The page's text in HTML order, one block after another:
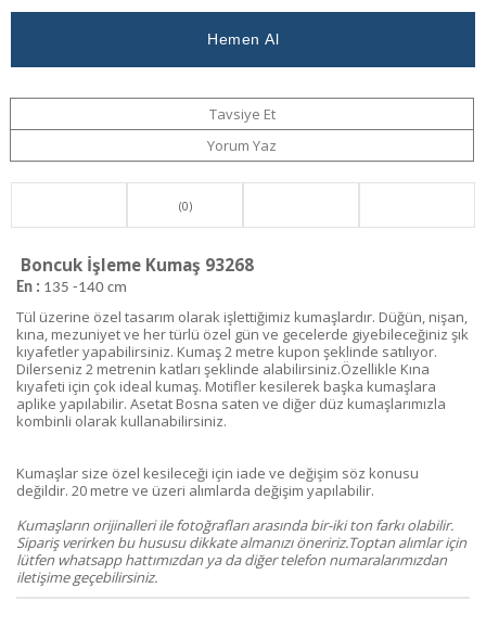
Ver
Tavsiye Et
Yorum Yaz
(0)
Boncuk İşleme Kumaş 93268
En : 135 -140 cm
Tül üzerine özel tasarım olarak işlettiğimiz kumaşlardır. Düğün, nişan,
kına, mezuniyet ve her türlü özel gün ve gecelerde giyebileceğiniz şık
kıyafetler yapabilirsiniz. Kumaş 2 metre kupon şeklinde satılıyor.
Dilerseniz 2 metrenin katları şeklinde alabilirsiniz.Özellikle Kına
kıyafeti için çok ideal kumaş. Motifler kesilerek başka kumaşlara
aplike yapılabilir. Asetat Bosna saten ve diğer düz kumaşlarımızla
kombinli olarak kullanabilirsiniz.
Kumaşlar size özel kesileceği için iade ve değişim söz konusu
değildir. 20 metre ve üzeri alımlarda değişim yapılabilir.
Kumaşların orijinalleri ile fotoğrafları arasında bir-iki ton farkı olabilir.
Sipariş verirken bu hususu dikkate almanızı öneririz.Toptan alımlar için
lütfen whatsapp hattımızdan ya da diğer telefon numaralarımızdan
iletişime geçebilirsiniz.